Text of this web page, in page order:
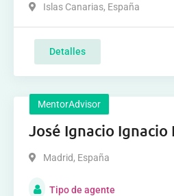
Islas Canarias, España
Detalles
MentorAdvisor
José Ignacio Ignacio
Madrid, España
Tipo de agente